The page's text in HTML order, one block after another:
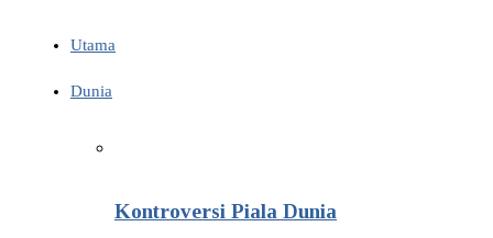
Utama
Dunia
Kontroversi Piala Dunia